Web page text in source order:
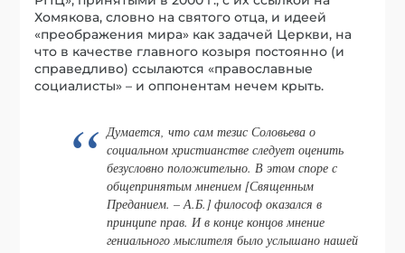
Хомякова, словно на святого отца, и идеей
«преображения мира» как задачей Церкви, на
что в качестве главного козыря постоянно (и
справедливо) ссылаются «православные
социалисты» – и оппонентам нечем крыть.
Думается, что сам тезис Соловьева о
социальном христианстве следует оценить
безусловно положительно. В этом споре с
общепринятым мнением [Священным
Преданием. – А.Б.] философ оказался в
принципе прав. И в конце концов мнение
гениального мыслителя было услышано нашей